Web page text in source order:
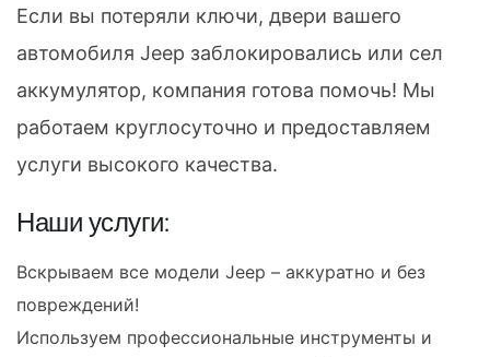
Если вы потеряли ключи, двери вашего
автомобиля Jeep заблокировались или сел
аккумулятор, компания готова помочь! Мы
работаем круглосуточно и предоставляем
услуги высокого качества.
Наши услуги:
Вскрываем все модели Jeep – аккуратно и без
повреждений!
Используем профессиональные инструменты и